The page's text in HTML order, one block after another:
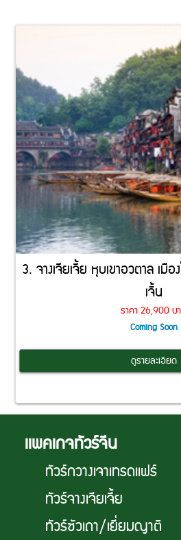
3. จางเจียเจี้ย หุบเขาอวตาล เมื
เจิ้น
ราคา 26,900 บ
Coming Soon
ดูรายละเอียด
เเพคเกจทัวร์จีน
ทัวร์กวางเจาเทรดเเฟร์
ทัวร์จางเจียเจี้ย
ทัวร์ซัวเถา/เยี่ยมญาติ